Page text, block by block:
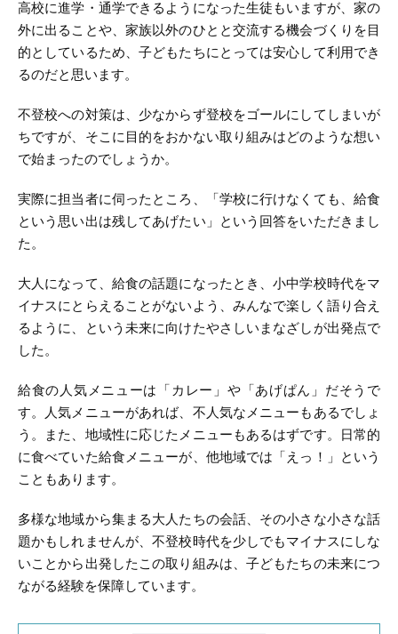
高校に進学・通学できるようになった生徒もいますが、家の
外に出ることや、家族以外のひとと交流する機会づくりを目
的としているため、子どもたちにとっては安心して利用でき
るのだと思います。
不登校への対策は、少なからず登校をゴールにしてしまいが
ちですが、そこに目的をおかない取り組みはどのような想い
で始まったのでしょうか。
実際に担当者に伺ったところ、「学校に行けなくても、給食
という思い出は残してあげたい」という回答をいただきまし
た。
大人になって、給食の話題になったとき、小中学校時代をマ
イナスにとらえることがないよう、みんなで楽しく語り合え
るように、という未来に向けたやさしいまなざしが出発点で
した。
給食の人気メニューは「カレー」や「あげぱん」だそうで
す。人気メニューがあれば、不人気なメニューもあるでしょ
う。また、地域性に応じたメニューもあるはずです。日常的
に食べていた給食メニューが、他地域では「えっ！」という
こともあります。
多様な地域から集まる大人たちの会話、その小さな小さな話
題かもしれませんが、不登校時代を少しでもマイナスにしな
いことから出発したこの取り組みは、子どもたちの未来につ
ながる経験を保障しています。